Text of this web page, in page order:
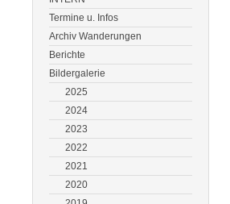
Termine u. Infos
Archiv Wanderungen
Berichte
Bildergalerie
2025
2024
2023
2022
2021
2020